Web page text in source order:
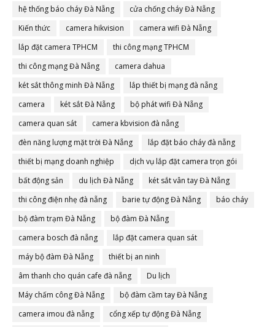
hệ thống báo cháy Đà Nẵng
cửa chống cháy Đà Nẵng
Kiến thức
camera hikvision
camera wifi Đà Nẵng
lắp đặt camera TPHCM
thi công mạng TPHCM
thi công mạng Đà Nẵng
camera dahua
két sắt thông minh Đà Nẵng
lắp thiết bị mạng đà nẵng
camera
két sắt Đà Nẵng
bộ phát wifi Đà Nẵng
camera quan sát
camera kbvision đà nẵng
đèn năng lượng mặt trời Đà Nẵng
lắp đặt báo cháy đà nẵng
thiết bị mạng doanh nghiệp
dịch vụ lắp đặt camera trọn gói
bất động sản
du lịch Đà Nẵng
két sắt vân tay Đà Nẵng
thi công điện nhẹ đà nẵng
barie tự động Đà Nẵng
báo cháy
bộ đàm trạm Đà Nẵng
bộ đàm Đà Nẵng
camera bosch đà nẵng
lắp đặt camera quan sát
máy bộ đàm Đà Nẵng
thiết bị an ninh
âm thanh cho quán cafe đà nẵng
Du lịch
Máy chấm công Đà Nẵng
bộ đàm cầm tay Đà Nẵng
camera imou đà nẵng
cổng xếp tự động Đà Nẵng